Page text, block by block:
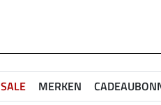
SALE MERKEN